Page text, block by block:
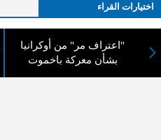
اختيارات القراء
لا يوجد مقالات
"اعتراف مر" من أوكرانيا
بشأن معركة باخموت